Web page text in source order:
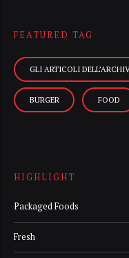
FEATURED TAG
GLI ARTICOLI
BURGER FOOD
HIGHLIGHT
Packaged Foods
Fresh